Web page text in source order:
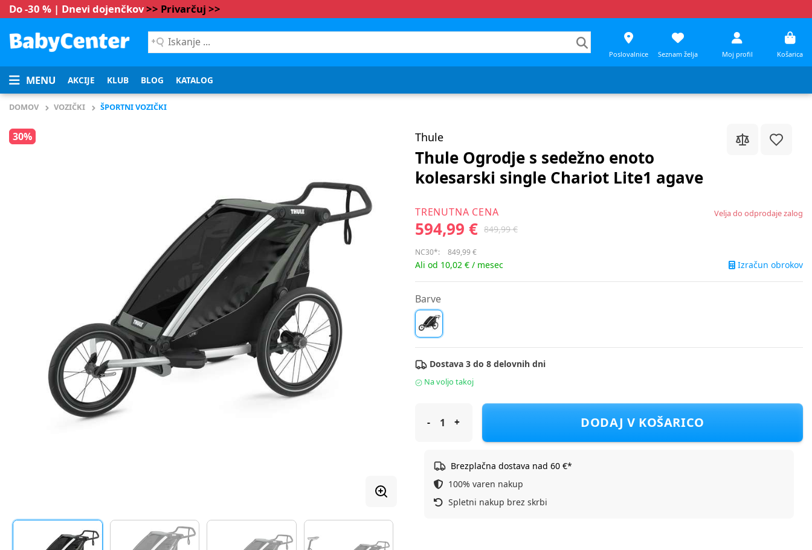
Do -30 % | Dnevi dojenčkov>> Privarčuj >>
Iskanje
...
Poslovalnice Seznam želja Moj profil Košarica
MENU AKCIJE KLUB BLOG KATALOG
DOMOV VOZIČKI ŠPORTNI VOZIČKI
30% Thule
Thule Ogrodje s sedežno enoto
kolesarski single Chariot Lite1 agave
TRENUTNA CENA
594,99 € 849,99 €
Velja do odprodaje zalog
NC30*: 849,99 €
Ali od 10,02 € / mesec Izračun obrokov
Barve
Dostava 3 do 8 delovnih dni
Na voljo takoj
Thule Ogrodje s sedežno enoto kolesarski single Chariot Lite1 agave
DODAJ V KOŠARICO
Brezplačna dostava nad 60 €*
100% varen nakup
Spletni nakup brez skrbi